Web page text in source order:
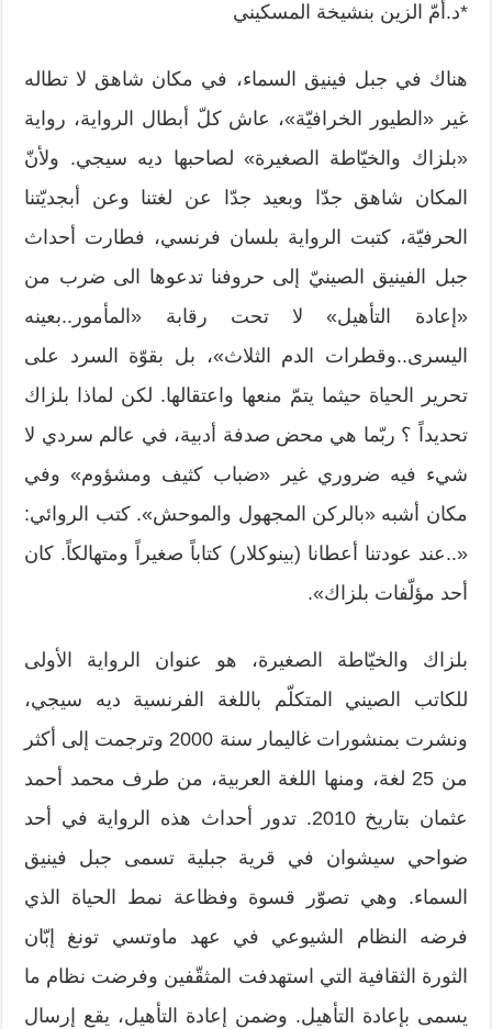
*د.أمّ الزين بنشيخة المسكيني
هناك في جبل فينيق السماء، في مكان شاهق لا تطاله
غير «الطيور الخرافيّة»، عاش كلّ أبطال الرواية، رواية
«بلزاك والخيّاطة الصغيرة» لصاحبها ديه سيجي. ولأنّ
المكان شاهق جدّا وبعيد جدّا عن لغتنا وعن أبجديّتنا
الحرفيّة، كتبت الرواية بلسان فرنسي، فطارت أحداث
جبل الفينيق الصينيّ إلى حروفنا تدعوها الى ضرب من
«إعادة التأهيل» لا تحت رقابة «المأمور..بعينه
اليسرى..وقطرات الدم الثلاث»، بل بقوّة السرد على
تحرير الحياة حيثما يتمّ منعها واعتقالها. لكن لماذا بلزاك
تحديداً ؟ ربّما هي محض صدفة أدبية، في عالم سردي لا
شيء فيه ضروري غير «ضباب كثيف ومشؤوم» وفي
مكان أشبه «بالركن المجهول والموحش». كتب الروائي:
«..عند عودتنا أعطانا (بينوكلار) كتاباً صغيراً ومتهالكاً. كان
أحد مؤلّفات بلزاك».
بلزاك والخيّاطة الصغيرة، هو عنوان الرواية الأولى
للكاتب الصيني المتكلّم باللغة الفرنسية ديه سيجي،
ونشرت بمنشورات غاليمار سنة 2000 وترجمت إلى أكثر
من 25 لغة، ومنها اللغة العربية، من طرف محمد أحمد
عثمان بتاريخ 2010. تدور أحداث هذه الرواية في أحد
ضواحي سيشوان في قرية جبلية تسمى جبل فينيق
السماء. وهي تصوّر قسوة وفظاعة نمط الحياة الذي
فرضه النظام الشيوعي في عهد ماوتسي تونغ إبّان
الثورة الثقافية التي استهدفت المثقّفين وفرضت نظام ما
يسمى بإعادة التأهيل. وضمن إعادة التأهيل، يقع إرسال